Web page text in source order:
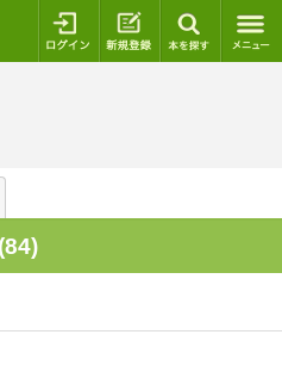
ログイン 新規登録
84)